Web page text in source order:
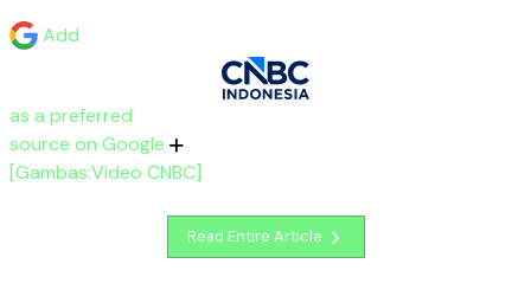
Add
as a preferred
source on Google
[Gambas:Video CNBC]
Read Entire Article